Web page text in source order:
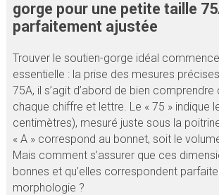
gorge pour une petite taille
parfaitement ajustée
Trouver le soutien-gorge idéal
essentielle : la prise des mesures
75A, il s’agit d’abord de bien
chaque chiffre et lettre. Le « 75 » indique
centimètres), mesuré juste sous la
« A » correspond au bonnet, soit le
Mais comment s’assurer que ces
bonnes et qu’elles correspondent
morphologie ?